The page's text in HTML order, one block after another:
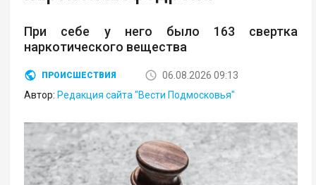
При себе у него было 163 свертка
наркотического вещества
ПРОИСШЕСТВИЯ
06.08.2026 09:13
Автор: Редакция сайта "Вести Подмосковья"